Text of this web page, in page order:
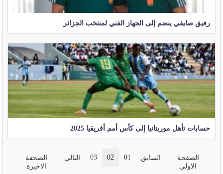
رفيق صايفي ينضم إلى الجهاز الفني لمنتخب الجزائر
حسابات تأهل موريتانيا إلى كأس أمم أفريقيا 2025
الصفحة
الاولى
السابق 01
02
03 التالي
الصحفة
الاخيرة